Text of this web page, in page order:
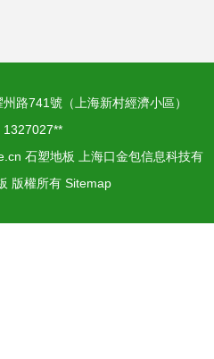
路741號（上海新村經濟小區）
1327027**
石塑地板
上海口金包信息科技有
版權所有 Sitemap